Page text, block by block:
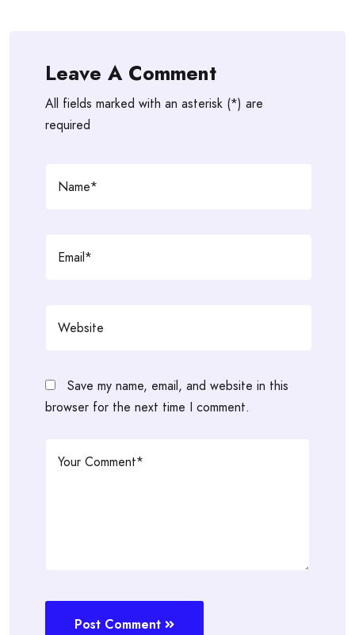
Leave A Comment
All fields marked with an asterisk (*) are
required
Save my name, email, and website in this
browser for the next time I comment.
Post Comment